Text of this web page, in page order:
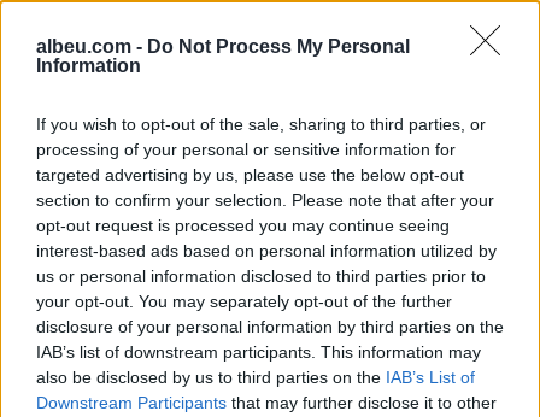
albeu.com - Do Not Process My Personal
Information
If you wish to opt-out of the sale, sharing to third parties, or
processing of your personal or sensitive information for
targeted advertising by us, please use the below opt-out
section to confirm your selection. Please note that after your
opt-out request is processed you may continue seeing
interest-based ads based on personal information utilized by
us or personal information disclosed to third parties prior to
your opt-out. You may separately opt-out of the further
disclosure of your personal information by third parties on the
IAB’s list of downstream participants. This information may
also be disclosed by us to third parties on the IAB’s List of
Downstream Participants that may further disclose it to other
Shtuar më
18.06.2025 14:50
Tags:
iran , izrael , lufta